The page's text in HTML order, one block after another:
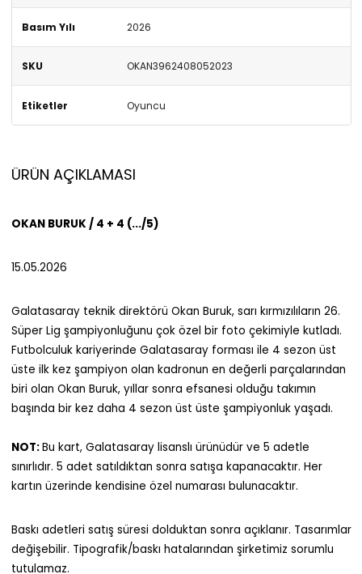
Basım Yılı 2026
SKU OKAN3962408052023
Etiketler Oyuncu
ÜRÜN AÇIKLAMASI
OKAN BURUK / 4 + 4 (.../5)
15.05.2026
Galatasaray teknik direktörü Okan Buruk, sarı kırmızılıların 26.
Süper Lig şampiyonluğunu çok özel bir foto çekimiyle kutladı.
Futbolculuk kariyerinde Galatasaray forması ile 4 sezon üst
üste ilk kez şampiyon olan kadronun en değerli parçalarından
biri olan Okan Buruk, yıllar sonra efsanesi olduğu takımın
başında bir kez daha 4 sezon üst üste şampiyonluk yaşadı.
NOT:Bu kart, Galatasaray lisanslı ürünüdür ve 5 adetle
sınırlıdır. 5 adet satıldıktan sonra satışa kapanacaktır. Her
kartın üzerinde kendisine özel numarası bulunacaktır.
Baskı adetleri satış süresi dolduktan sonra açıklanır. Tasarımlar
değişebilir. Tipografik/baskı hatalarından şirketimiz sorumlu
tutulamaz.